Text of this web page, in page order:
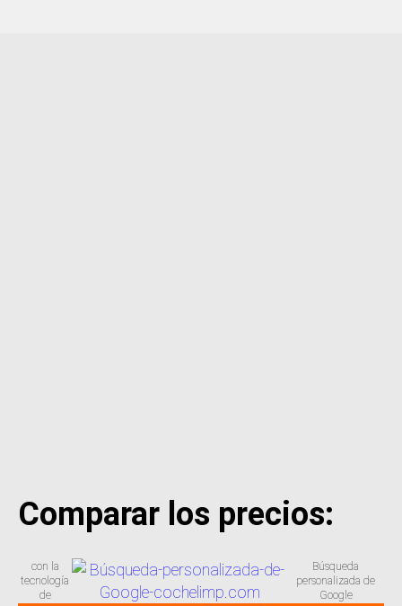
Comparar los precios:
con la
tecnología
de
Búsqueda
personalizada de
Google